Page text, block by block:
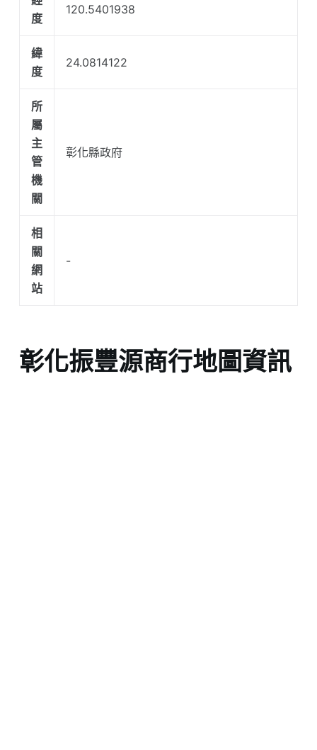
度
120.5401938
緯
度
24.0814122
所
屬
主
管
機
關
彰化縣政府
相
關
網
站
-
彰化振豐源商行地圖資訊